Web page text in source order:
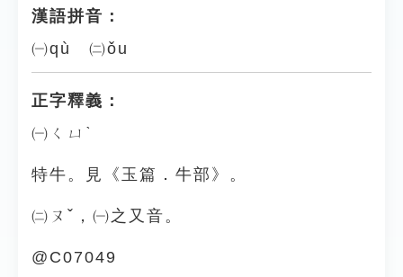
漢語拼音：
㈠qù ㈡ǒu
正字釋義：
㈠ㄑㄩˋ
特牛。見《玉篇．牛部》。
㈡ㄡˇ，㈠之又音。
@C07049